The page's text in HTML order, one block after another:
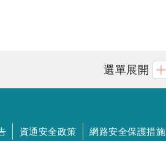
選單展開
資通安全政策 網路安全保護措施